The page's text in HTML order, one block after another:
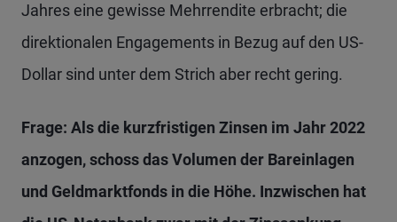
Jahres eine gewisse Mehrrendite erbracht; die
direktionalen Engagements in Bezug auf den US-
Dollar sind unter dem Strich aber recht gering.
Frage: Als die kurzfristigen Zinsen im Jahr 2022
anzogen, schoss das Volumen der Bareinlagen
und Geldmarktfonds in die Höhe. Inzwischen hat